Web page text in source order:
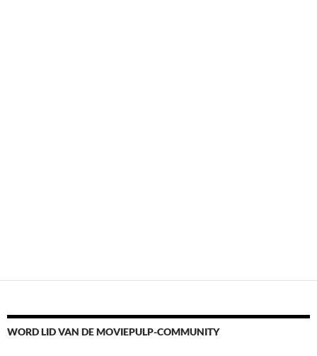
WORD LID VAN DE MOVIEPULP-COMMUNITY